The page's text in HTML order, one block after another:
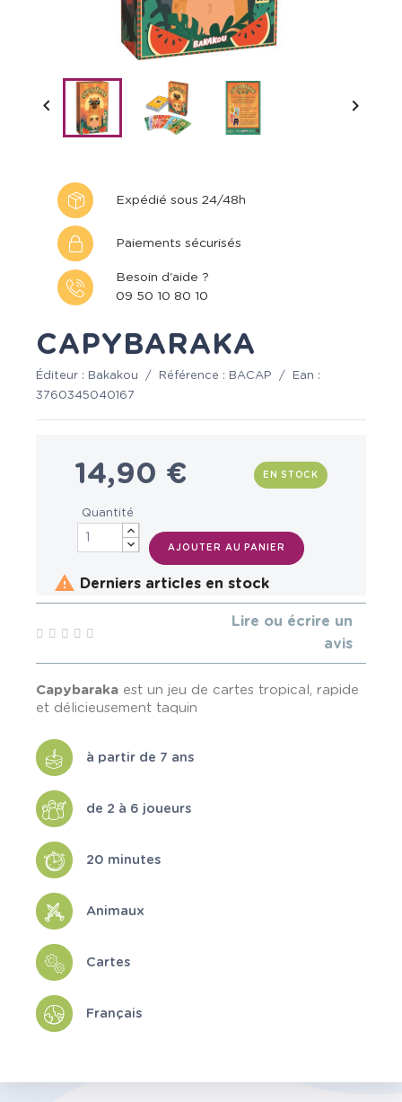
 
Expédié sous 24/48h
Paiements sécurisés
Besoin d'aide ?
09 50 10 80 10
CAPYBARAKA
Éditeur : Bakakou / Référence : BACAP /
Ean :
3760345040167
14,90 € EN STOCK
Quantité
AJOUTER AU PANIER
 Derniers articles en stock
Lire ou écrire un
avis
Capybaraka est un jeu de cartes tropical, rapide
et délicieusement taquin
à partir de 7 ans
de 2 à 6 joueurs
20 minutes
Animaux
Cartes
Français